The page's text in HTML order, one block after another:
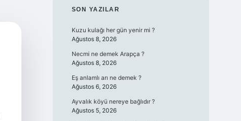
SIDEBAR
SON YAZILAR
Kuzu kulağı her gün yenir mi ?
Ağustos 8, 2026
Necmi ne demek Arapça ?
Ağustos 8, 2026
Eş anlamlı arı ne demek ?
Ağustos 6, 2026
Ayvalık köyü nereye bağlıdır ?
Ağustos 5, 2026